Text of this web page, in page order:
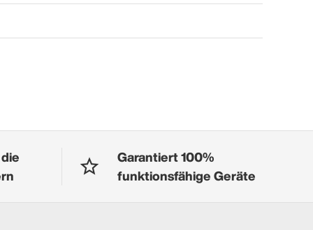
Garantiert 100%
funktionsfähige Geräte